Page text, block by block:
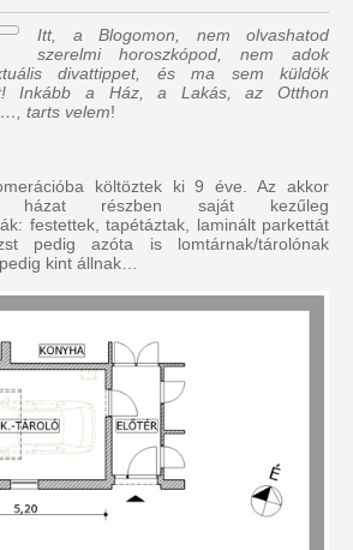
Itt, a Blogomon, nem olvashatod
szerelmi horoszkópod, nem adok
divattippet, és ma sem küldök
Inkább a Ház, a Lakás, az Otthon
tarts velem!
költöztek ki 9 éve. Az akkor
házat részben saját kezűleg
festettek, tapétáztak, laminált parkettát
pedig azóta is lomtárnak/tárolónak
kint állnak…